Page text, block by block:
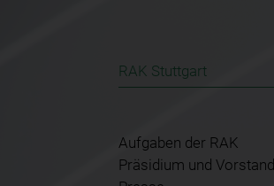
RAK Stuttgart
Aufgaben der RAK
Präsidium und Vorstand